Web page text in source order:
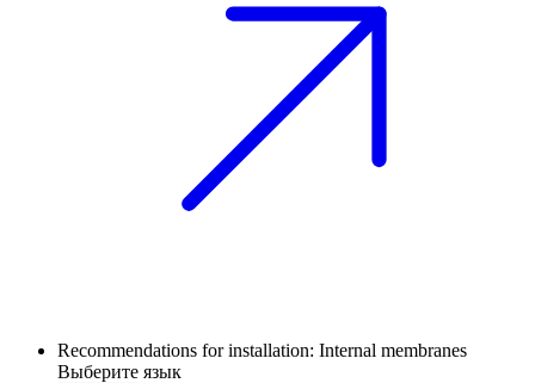
Recommendations for installation: Internal membranes
Выберите язык